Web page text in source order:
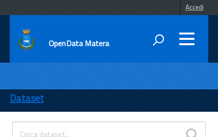
Accedi
OpenData Matera
ENTI
TEMI
INFORMAZIONI
Dataset